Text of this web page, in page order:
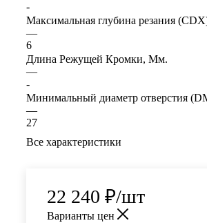
-
Максимальная глубина резания
—
6
Длина Режущей Кромки, Мм.
—
-
Минимальный диаметр отверстия
—
27
Все характеристики
22 240 ₽/шт
Варианты цен